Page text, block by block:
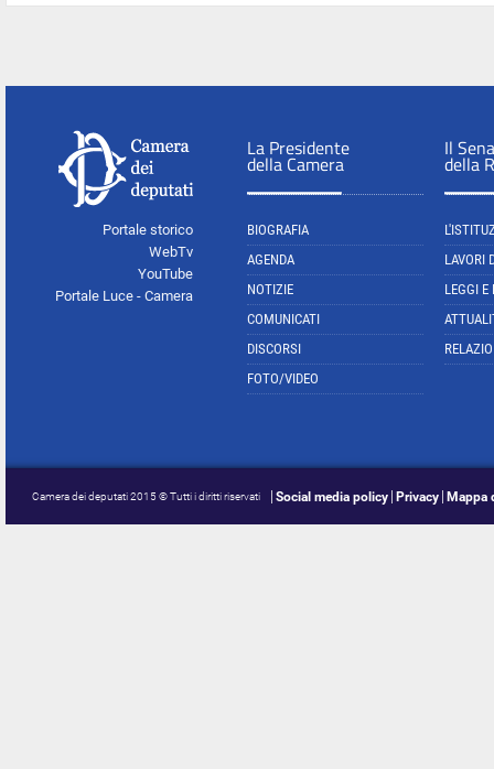
Portale storico
WebTv
YouTube
Portale Luce - Camera
La Presidente
della Camera
BIOGRAFIA
AGENDA
NOTIZIE
COMUNICATI
DISCORSI
FOTO/VIDEO
Il
della
LAVORI
LEGGI E
Camera dei deputati 2015 © Tutti i diritti riservati Social media policy Privacy Mappa